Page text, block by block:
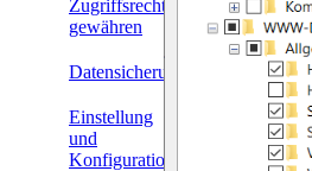
Zugriffsrechte
gewähren
Datensicherung
Einstellung
und
Konfiguration